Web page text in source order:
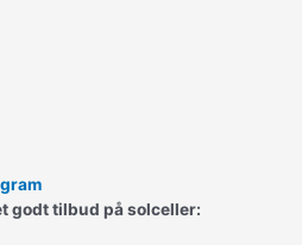
godt tilbud på solceller: